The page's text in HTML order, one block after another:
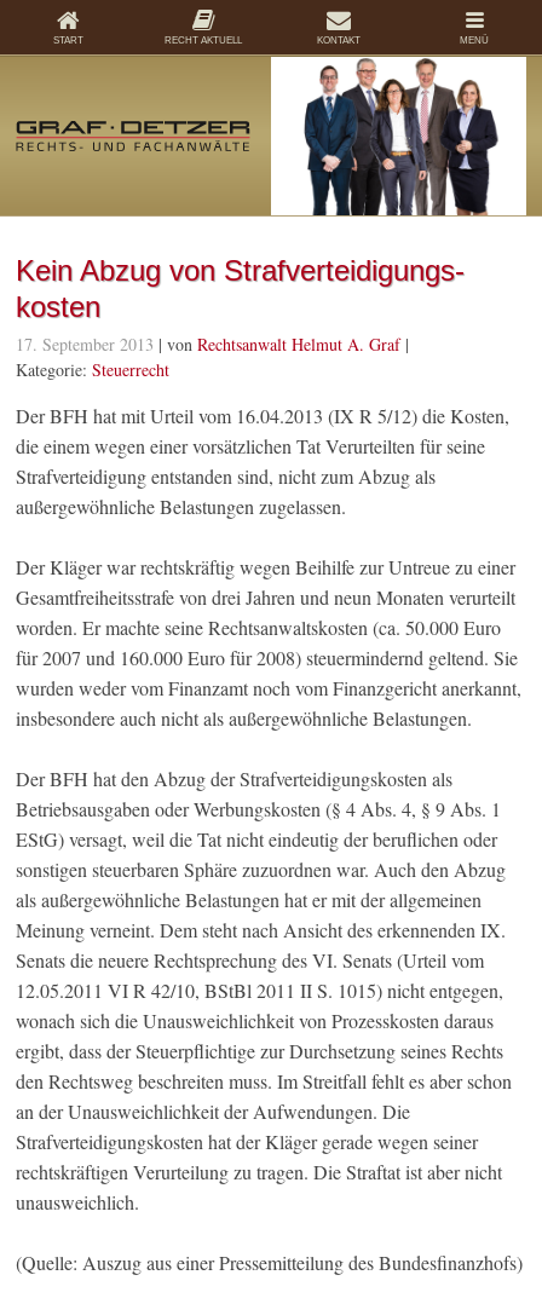
Kein Abzug von Strafver­teidigungs­
kosten
17. September 2013 | vonRechtsanwalt Helmut A. Graf|
Kategorie:Steuerrecht
Der BFH hat mit Urteil vom 16.04.2013 (IX R 5/12) die Kosten,
die einem wegen einer vorsätzlichen Tat Verurteilten für seine
Strafverteidigung entstanden sind, nicht zum Abzug als
außergewöhnliche Belastungen zugelassen.
Der Kläger war rechtskräftig wegen Beihilfe zur Untreue zu einer
Gesamtfreiheitsstrafe von drei Jahren und neun Monaten verurteilt
worden. Er machte seine Rechtsanwaltskosten (ca. 50.000 Euro
für 2007 und 160.000 Euro für 2008) steuermindernd geltend. Sie
wurden weder vom Finanzamt noch vom Finanzgericht anerkannt,
insbesondere auch nicht als außergewöhnliche Belastungen.
Der BFH hat den Abzug der Strafverteidigungskosten als
Betriebsausgaben oder Werbungskosten (§ 4 Abs. 4, § 9 Abs. 1
EStG) versagt, weil die Tat nicht eindeutig der beruflichen oder
sonstigen steuerbaren Sphäre zuzuordnen war. Auch den Abzug
als außergewöhnliche Belastungen hat er mit der allgemeinen
Meinung verneint. Dem steht nach Ansicht des erkennenden IX.
Senats die neuere Rechtsprechung des VI. Senats (Urteil vom
12.05.2011 VI R 42/10, BStBl 2011 II S. 1015) nicht entgegen,
wonach sich die Unausweichlichkeit von Prozesskosten daraus
ergibt, dass der Steuerpflichtige zur Durchsetzung seines Rechts
den Rechtsweg beschreiten muss. Im Streitfall fehlt es aber schon
an der Unausweichlichkeit der Aufwendungen. Die
Strafverteidigungskosten hat der Kläger gerade wegen seiner
rechtskräftigen Verurteilung zu tragen. Die Straftat ist aber nicht
unausweichlich.
(Quelle: Auszug aus einer Pressemitteilung des Bundesfinanzhofs)
START RECHT AKTUELL KONTAKT MENÜ